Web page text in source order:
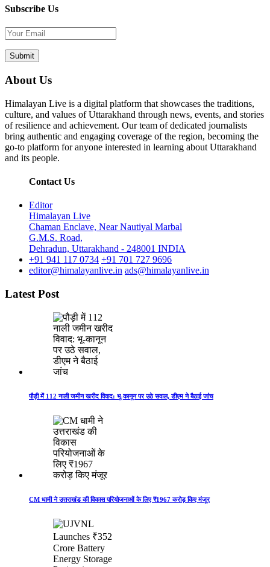
Subscribe Us
About Us
Himalayan Live is a digital platform that showcases the traditions,
culture, and values of Uttarakhand through news, events, and stories
of resilience and achievement. Our team of dedicated journalists
bring authentic and engaging coverage of the region, becoming the
go-to platform for anyone interested in learning about Uttarakhand
and its people.
Contact Us
Editor
Himalayan Live
Chaman Enclave, Near Nautiyal Marbal
G.M.S. Road,
Dehradun, Uttarakhand - 248001 INDIA
+91 941 117 0734 +91 701 727 9696
editor@himalayanlive.in ads@himalayanlive.in
Latest Post
पौड़ी में 112 नाली जमीन खरीद विवाद: भू-कानून पर उठे सवाल, डीएम ने बैठाई जांच
CM धामी ने उत्तराखंड की विकास परियोजनाओं के लिए ₹1967 करोड़ किए मंजूर